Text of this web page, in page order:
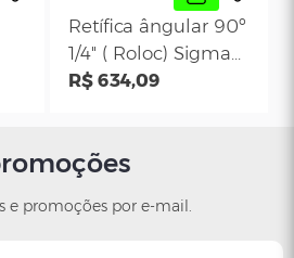
4"
Retífica ângular
1/4" ( Roloc)
e promoções por e-mail.